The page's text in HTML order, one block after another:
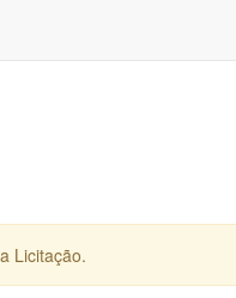
Licitação.